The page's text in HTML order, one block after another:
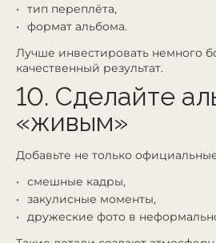
тип переплёта,
формат альбома.
Лучше инвестировать немного
качественный результат.
10. Сделайте
«живым»
Добавьте не только
смешные кадры,
закулисные моменты,
дружеские фото в